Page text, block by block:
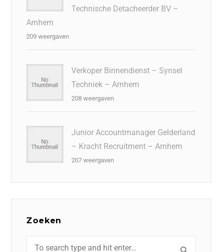
Technische Detacheerder BV –
Arnhem
209 weergaven
Verkoper Binnendienst – Synsel
Techniek – Arnhem
208 weergaven
Junior Accountmanager Gelderland
– Kracht Recruitment – Arnhem
207 weergaven
Zoeken